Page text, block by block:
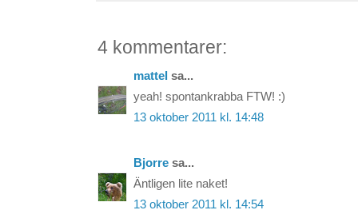
4 kommentarer:
mattel sa...
yeah! spontankrabba FTW! :)
13 oktober 2011 kl. 14:48
Bjorre sa...
Äntligen lite naket!
13 oktober 2011 kl. 14:54